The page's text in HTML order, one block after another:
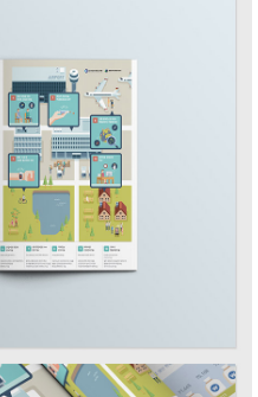
Print
Motion